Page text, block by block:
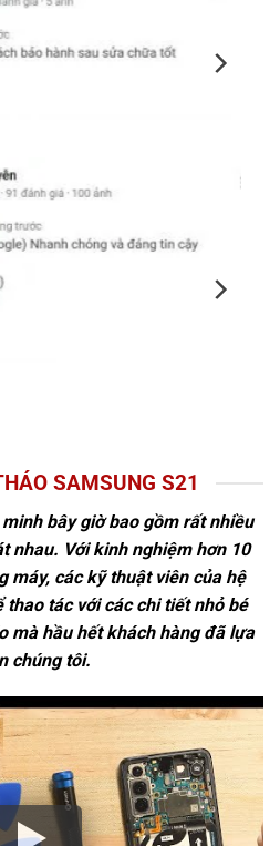
SAMSUNG S21
bây giờ bao gồm rất nhiều
nhau. Với kinh nghiệm hơn 10
máy, các kỹ thuật viên của hệ
tác với các chi tiết nhỏ bé
mà hầu hết khách hàng đã lựa
chúng tôi.